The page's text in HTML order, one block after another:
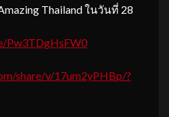
Thailand ในวันที่ 28
Pw3TDgHsFW0
share/v/17um2yPHBp/?